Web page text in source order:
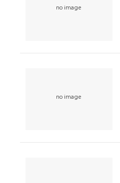
no image
no image